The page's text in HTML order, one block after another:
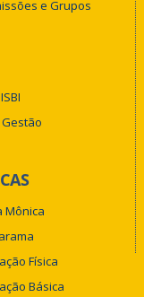
e Grupos
Mônica
Física
Básica